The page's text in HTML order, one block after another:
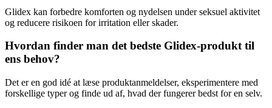
Glidex kan forbedre komforten og nydelsen under seksuel aktivitet
og reducere risikoen for irritation eller skader.
Hvordan finder man det bedste Glidex-produkt til
ens behov?
Det er en god idé at læse produktanmeldelser, eksperimentere med
forskellige typer og finde ud af, hvad der fungerer bedst for en selv.